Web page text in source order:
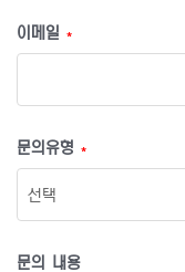
이메일 *
문의유형 *
문의 내용